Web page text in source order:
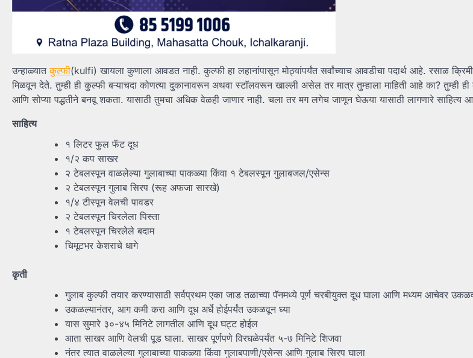
उन्हाळ्यातकुल्फी(kulfi) खायला कुणाला आवडत नाही. कुल्फी हा लहानांपासून मोठ्यांपर्यंत सर्वांच्याच आवडीचा पदार्थ आहे. रसाळ
मिळवून देते. तुम्ही ही कुल्फी बऱ्याचदा कोणत्या दुकानावरून अथवा स्टाॅलवरून खाल्ली असेल तर मात्र तुम्हाला माहिती आहे का? तुम्ही
आणि सोप्या पद्धतीने बनवू शकता. यासाठी तुमचा अधिक वेळही जाणार नाही. चला तर मग लगेच जाणून घेऊया यासाठी लागणारे साहित्य
साहित्य
१ लिटर फुल फॅट दूध
१/२ कप साखर
२ टेबलस्पून वाळलेल्या गुलाबाच्या पाकळ्या किंवा १ टेबलस्पून गुलाबजल/एसेन्स
२ टेबलस्पून गुलाब सिरप (रूह अफजा सारखे)
१/४ टीस्पून वेलची पावडर
२ टेबलस्पून चिरलेला पिस्ता
१ टेबलस्पून चिरलेले बदाम
चिमूटभर केशराचे धागे
कृती
गुलाब कुल्फी तयार करण्यासाठी सर्वप्रथम एका जाड तळाच्या पॅनमध्ये पूर्ण चरबीयुक्त दूध घाला आणि मध्यम आचेवर
उकळल्यानंतर, आग कमी करा आणि दूध अर्धे होईपर्यंत उकळवून घ्या
यास सुमारे ३०-४५ मिनिटे लागतील आणि दूध घट्ट होईल
आता साखर आणि वेलची पूड घाला. साखर पूर्णपणे विरघळेपर्यंत ५-७ मिनिटे शिजवा
नंतर त्यात वाळलेल्या गुलाबाच्या पाकळ्या किंवा गुलाबपाणी/एसेन्स आणि गुलाब सिरप घाला